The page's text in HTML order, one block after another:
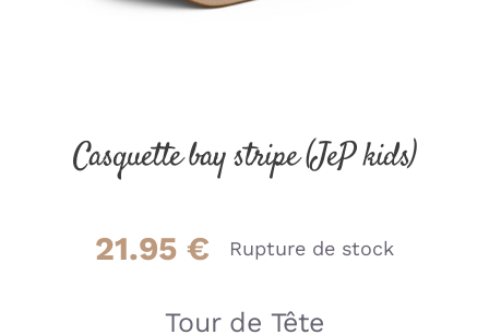
Casquette bay stripe (JeP kids)
21.95 € Rupture de stock
Tour de Tête